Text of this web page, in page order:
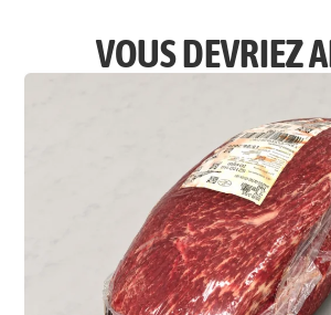
VOUS DEVRIEZ